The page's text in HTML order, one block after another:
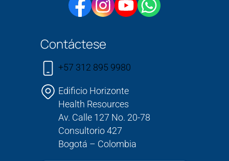
Contáctese
+57 312 895 9980
Edificio Horizonte
Health Resources
Av. Calle 127 No. 20-78
Consultorio 427
Bogotá – Colombia